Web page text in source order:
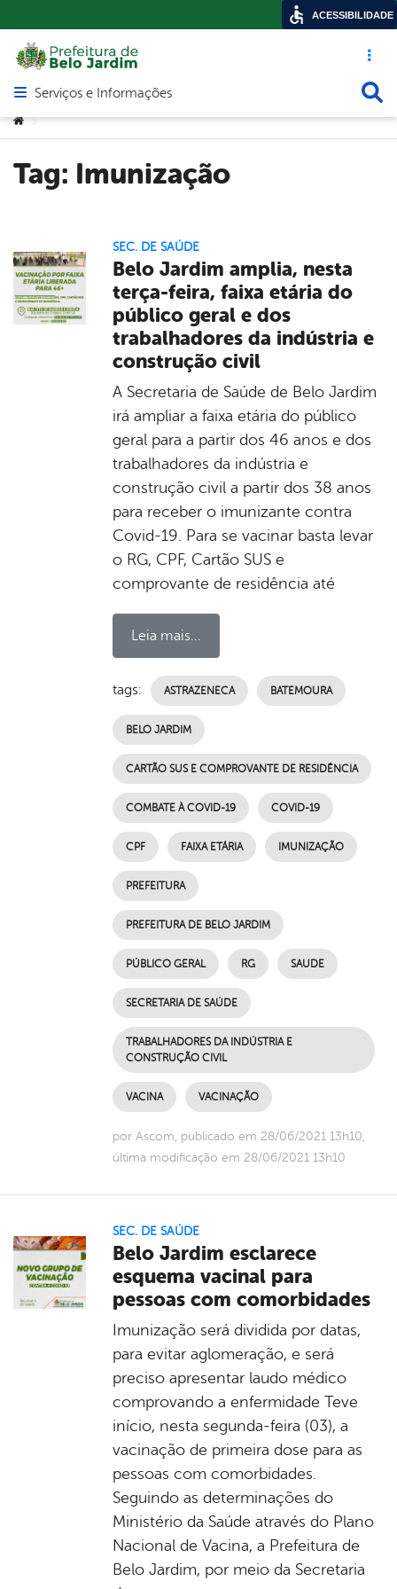
Acesso
Abrir menu principal de navegação
Serviços e Informações
Você está aqui:
>
Tag: Imunização
SEC. DE SAÚDE
Belo Jardim amplia, nesta
terça-feira, faixa etária do
público geral e dos
trabalhadores da indústria e
construção civil
A Secretaria de Saúde de Belo Jardim
irá ampliar a faixa etária do público
geral para a partir dos 46 anos e dos
trabalhadores da indústria e
construção civil a partir dos 38 anos
para receber o imunizante contra
Covid-19. Para se vacinar basta levar
o RG, CPF, Cartão SUS e
comprovante de residência até
Leia mais...
tags: ASTRAZENECA BATEMOURA
BELO JARDIM
CARTÃO SUS E COMPROVANTE DE RESIDÊNCIA
COMBATE À COVID-19 COVID-19
CPF FAIXA ETÁRIA IMUNIZAÇÃO
PREFEITURA
PREFEITURA DE BELO JARDIM
PÚBLICO GERAL RG SAUDE
SECRETARIA DE SAÚDE
TRABALHADORES DA INDÚSTRIA E
CONSTRUÇÃO CIVIL
VACINA VACINAÇÃO
por Ascom, publicado em 28/06/2021 13h10,
última modificação em 28/06/2021 13h10
SEC. DE SAÚDE
Belo Jardim esclarece
esquema vacinal para
pessoas com comorbidades
Imunização será dividida por datas,
para evitar aglomeração, e será
preciso apresentar laudo médico
comprovando a enfermidade Teve
início, nesta segunda-feira (03), a
vacinação de primeira dose para as
pessoas com comorbidades.
Seguindo as determinações do
Ministério da Saúde através do Plano
Nacional de Vacina, a Prefeitura de
Belo Jardim, por meio da Secretaria
ACESSIBILIDADE